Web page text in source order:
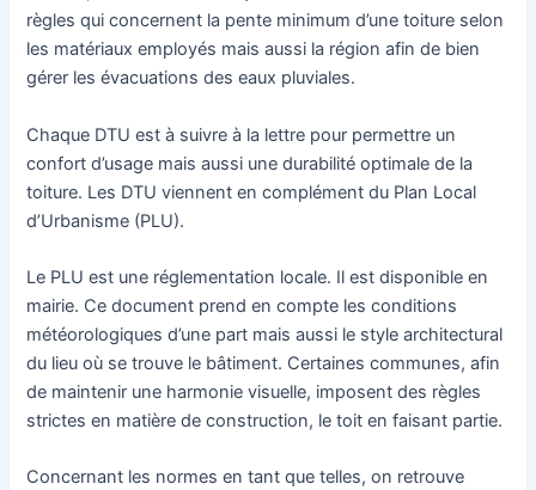
règles qui concernent la pente minimum d’une toiture selon
les matériaux employés mais aussi la région afin de bien
gérer les évacuations des eaux pluviales.
Chaque DTU est à suivre à la lettre pour permettre un
confort d’usage mais aussi une durabilité optimale de la
toiture. Les DTU viennent en complément du Plan Local
d’Urbanisme (PLU).
Le PLU est une réglementation locale. Il est disponible en
mairie. Ce document prend en compte les conditions
météorologiques d’une part mais aussi le style architectural
du lieu où se trouve le bâtiment. Certaines communes, afin
de maintenir une harmonie visuelle, imposent des règles
strictes en matière de construction, le toit en faisant partie.
Concernant les normes en tant que telles, on retrouve